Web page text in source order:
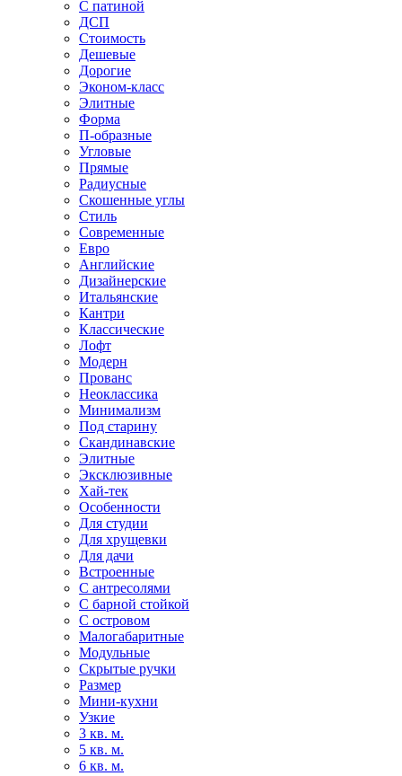
С патиной
ДСП
Стоимость
Дешевые
Дорогие
Эконом-класс
Элитные
Форма
П-образные
Угловые
Прямые
Радиусные
Скошенные углы
Стиль
Современные
Евро
Английские
Дизайнерские
Итальянские
Кантри
Классические
Лофт
Модерн
Прованс
Неоклассика
Минимализм
Под старину
Скандинавские
Элитные
Эксклюзивные
Хай-тек
Особенности
Для студии
Для хрущевки
Для дачи
Встроенные
С антресолями
С барной стойкой
С островом
Малогабаритные
Модульные
Скрытые ручки
Размер
Мини-кухни
Узкие
3 кв. м.
5 кв. м.
6 кв. м.